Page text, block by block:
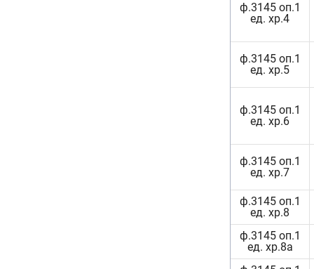
ф.3145 оп.1
ед. хр.4
ф.3145 оп.1
ед. хр.5
ф.3145 оп.1
ед. хр.6
ф.3145 оп.1
ед. хр.7
ф.3145 оп.1
ед. хр.8
ф.3145 оп.1
ед. хр.8а